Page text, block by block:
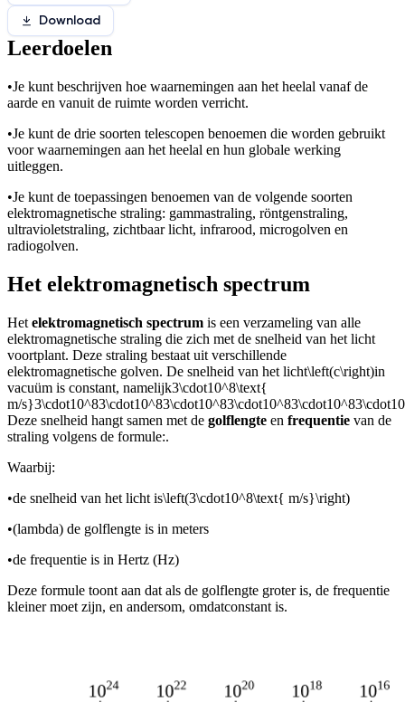
Download
Leerdoelen
•Je kunt beschrijven hoe waarnemingen aan het heelal vanaf de
aarde en vanuit de ruimte worden verricht.
•Je kunt de drie soorten telescopen benoemen die worden gebruikt
voor waarnemingen aan het heelal en hun globale werking
uitleggen.
•Je kunt de toepassingen benoemen van de volgende soorten
elektromagnetische straling: gammastraling, röntgenstraling,
ultravioletstraling, zichtbaar licht, infrarood, microgolven en
radiogolven.
Het elektromagnetisch spectrum
Het elektromagnetisch spectrum is een verzameling van alle
elektromagnetische straling die zich met de snelheid van het licht
voortplant. Deze straling bestaat uit verschillende
elektromagnetische golven. De snelheid van het licht\left(c\right)in
vacuüm is constant, namelijk3\cdot10^8\text{
m/
Deze snelheid hangt samen met de golflengte en frequentie van de
straling volgens de formule:.
Waarbij:
•de snelheid van het licht is\left(3\cdot10^8\text{ m/s}\right)
•(lambda) de golflengte is in meters
•de frequentie is in Hertz (Hz)
Deze formule toont aan dat als de golflengte groter is, de frequentie
kleiner moet zijn, en andersom, omdatconstant is.